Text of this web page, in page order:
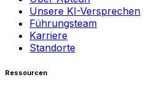
Unsere KI-Versprechen
Führungsteam
Karriere
Standorte
Ressourcen